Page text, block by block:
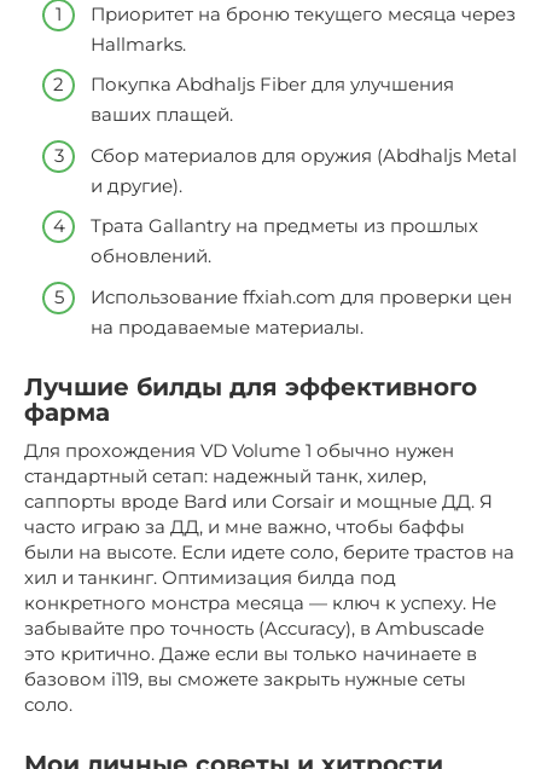
Приоритет на броню текущего месяца через
Hallmarks.
Покупка Abdhaljs Fiber для улучшения
ваших плащей.
Сбор материалов для оружия (Abdhaljs Metal
и другие).
Трата Gallantry на предметы из прошлых
обновлений.
Использование ffxiah.com для проверки цен
на продаваемые материалы.
Лучшие билды для эффективного
фарма
Для прохождения VD Volume 1 обычно нужен
стандартный сетап: надежный танк, хилер,
саппорты вроде Bard или Corsair и мощные ДД. Я
часто играю за ДД, и мне важно, чтобы баффы
были на высоте. Если идете соло, берите трастов на
хил и танкинг. Оптимизация билда под
конкретного монстра месяца — ключ к успеху. Не
забывайте про точность (Accuracy), в Ambuscade
это критично. Даже если вы только начинаете в
базовом i119, вы сможете закрыть нужные сеты
соло.